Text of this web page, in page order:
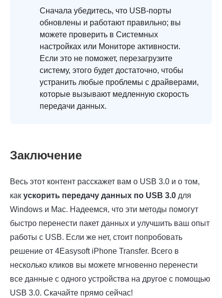
Сначала убедитесь, что USB-порты
обновлены и работают правильно; вы
можете проверить в Системных
настройках или Мониторе активности.
Если это не поможет, перезагрузите
систему, этого будет достаточно, чтобы
устранить любые проблемы с драйверами,
которые вызывают медленную скорость
передачи данных.
Заключение
Весь этот контент расскажет вам о USB 3.0 и о том,
как ускорить передачу данных по USB 3.0 для
Windows и Mac. Надеемся, что эти методы помогут
быстро перенести пакет данных и улучшить ваш опыт
работы с USB. Если же нет, стоит попробовать
решение от 4Easysoft iPhone Transfer. Всего в
несколько кликов вы можете мгновенно перенести
все данные с одного устройства на другое с помощью
USB 3.0. Скачайте прямо сейчас!